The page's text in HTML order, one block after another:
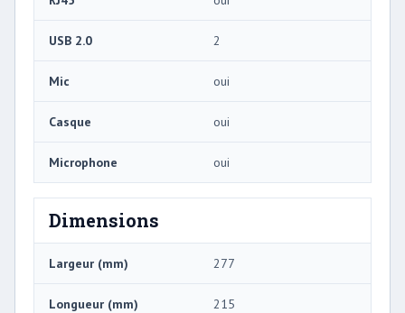
USB 2.0 2
Mic oui
Casque oui
Microphone oui
Dimensions
Largeur (mm) 277
Longueur (mm) 215